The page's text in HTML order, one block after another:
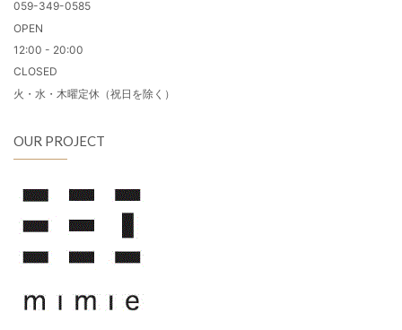
059-349-0585
OPEN
12:00 - 20:00
CLOSED
火・水・木曜定休（祝日を除く）
OUR PROJECT